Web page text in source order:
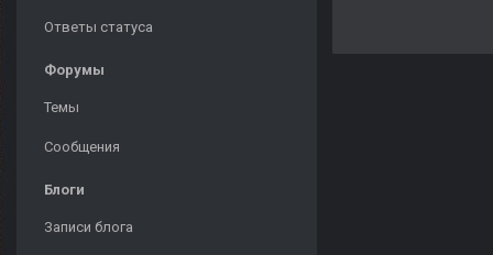
Ответы статуса
Форумы
Темы
Сообщения
Блоги
Записи блога